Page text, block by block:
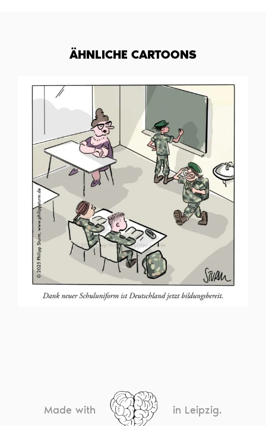
ÄHNLICHE CARTOONS
Made with in Leipzig.